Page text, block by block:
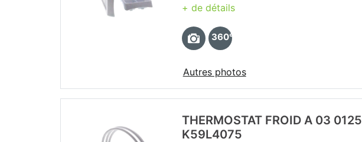
+ de détails
360°
Autres photos
THERMOSTAT FROID A 03 0125
K59L4075